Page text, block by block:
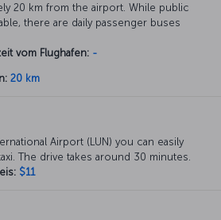
20 km from the airport. While public
there are daily passenger buses
vom Flughafen: -
20 km
Airport (LUN) you can easily
The drive takes around 30 minutes.
$11